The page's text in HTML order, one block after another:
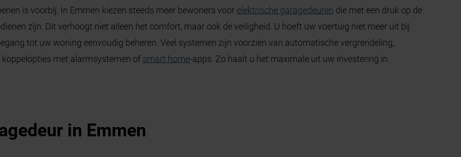
is voorbij. In Emmen kiezen steeds meer bewoners voor elektrische garagedeuren die met een druk op de
zijn. Dit verhoogt niet alleen het comfort, maar ook de veiligheid. U hoeft uw voertuig niet meer uit bij
tot uw woning eenvoudig beheren. Veel systemen zijn voorzien van automatische vergrendeling,
met alarmsystemen of smart home-apps. Zo haalt u het maximale uit uw investering in
in Emmen